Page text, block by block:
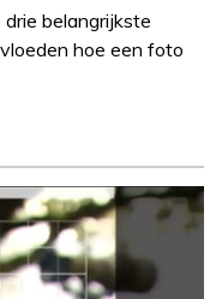
belangrijkste
hoe een foto